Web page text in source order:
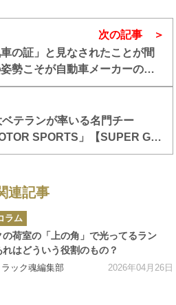
テランが率いる名門チー
SPORTS」【SUPER GT
チームラインアップ】
次の記事
の証」と見なされたことが間
勢こそが自動車メーカーの正
連記事
ラム
の荷室の「上の角」で光ってるラン
はどういう役割のもの？
ック魂編集部 2026年04月26日